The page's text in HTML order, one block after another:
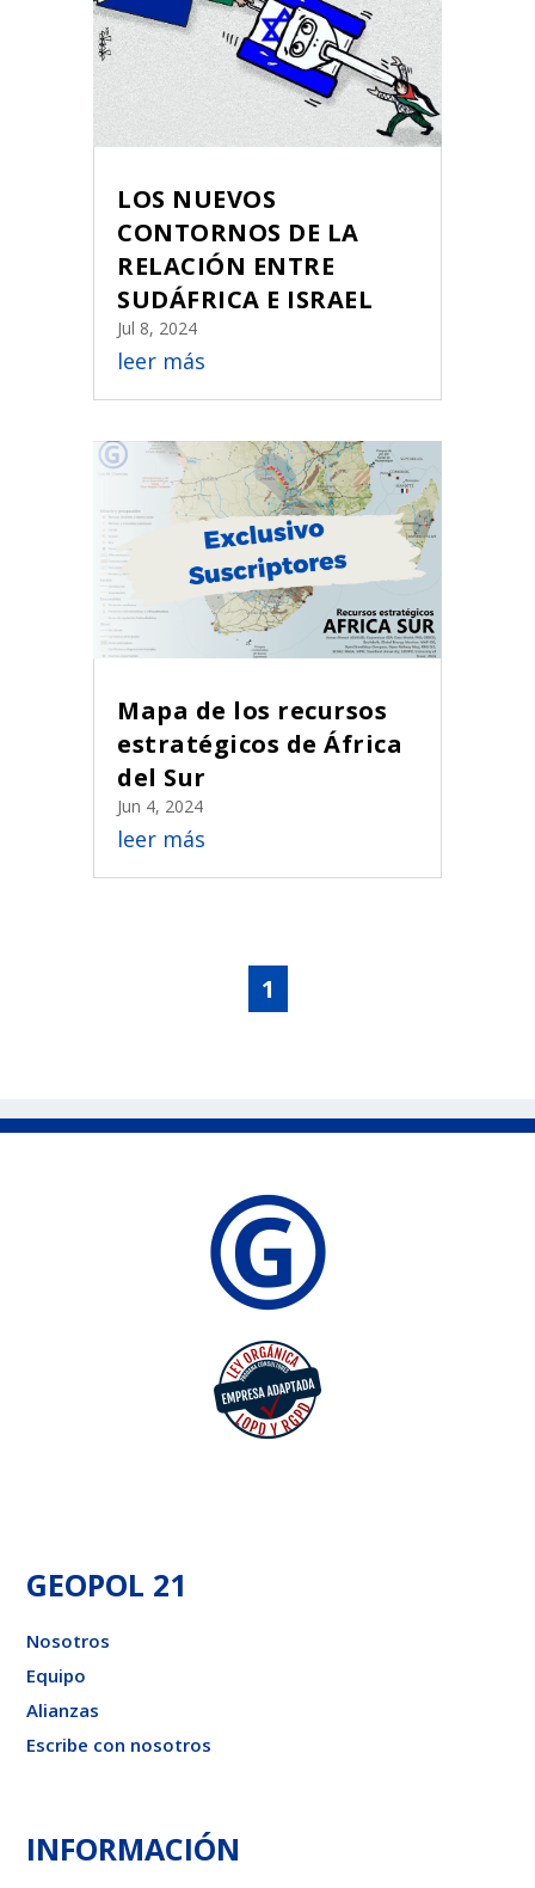
LOS NUEVOS
CONTORNOS DE LA
RELACIÓN ENTRE
SUDÁFRICA E ISRAEL
Jul 8, 2024
leer más
Mapa de los recursos
estratégicos de África
del Sur
Jun 4, 2024
leer más
1
GEOPOL 21
Nosotros
Equipo
Alianzas
Escribe con nosotros
INFORMACIÓN